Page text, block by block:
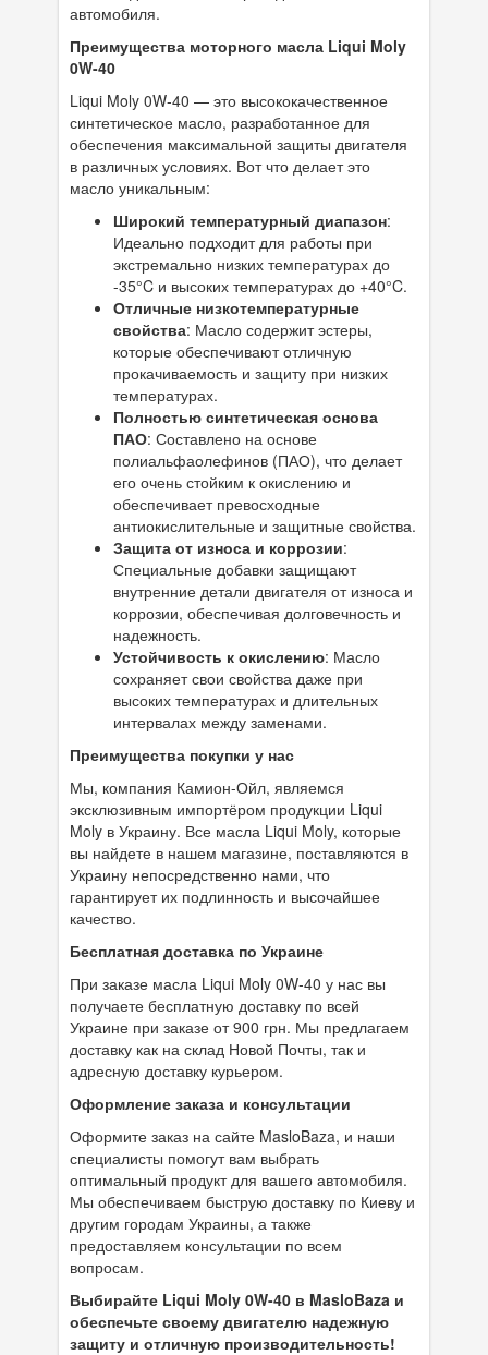
автомобиля.
Преимущества моторного масла Liqui Moly
0W-40
Liqui Moly 0W-40 — это высококачественное
синтетическое масло, разработанное для
обеспечения максимальной защиты двигателя
в различных условиях. Вот что делает это
масло уникальным:
Широкий температурный диапазон:
Идеально подходит для работы при
экстремально низких температурах до
-35°C и высоких температурах до +40°C.
Отличные низкотемпературные
свойства: Масло содержит эстеры,
которые обеспечивают отличную
прокачиваемость и защиту при низких
температурах.
Полностью синтетическая основа
ПАО: Составлено на основе
полиальфаолефинов (ПАО), что делает
его очень стойким к окислению и
обеспечивает превосходные
антиокислительные и защитные свойства.
Защита от износа и коррозии:
Специальные добавки защищают
внутренние детали двигателя от износа и
коррозии, обеспечивая долговечность и
надежность.
Устойчивость к окислению: Масло
сохраняет свои свойства даже при
высоких температурах и длительных
интервалах между заменами.
Преимущества покупки у нас
Мы, компания Камион-Ойл, являемся
эксклюзивным импортёром продукции Liqui
Moly в Украину. Все масла Liqui Moly, которые
вы найдете в нашем магазине, поставляются в
Украину непосредственно нами, что
гарантирует их подлинность и высочайшее
качество.
Бесплатная доставка по Украине
При заказе масла Liqui Moly 0W-40 у нас вы
получаете бесплатную доставку по всей
Украине при заказе от 900 грн. Мы предлагаем
доставку как на склад Новой Почты, так и
адресную доставку курьером.
Оформление заказа и консультации
Оформите заказ на сайте MasloBaza, и наши
специалисты помогут вам выбрать
оптимальный продукт для вашего автомобиля.
Мы обеспечиваем быструю доставку по Киеву и
другим городам Украины, а также
предоставляем консультации по всем
вопросам.
Выбирайте Liqui Moly 0W-40 в MasloBaza и
обеспечьте своему двигателю надежную
защиту и отличную производительность!